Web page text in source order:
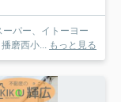
パー、イトーヨー
磨西小...
もっと見る